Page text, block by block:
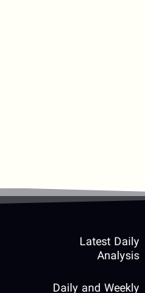
Latest Daily
Analysis
Daily and Weekly